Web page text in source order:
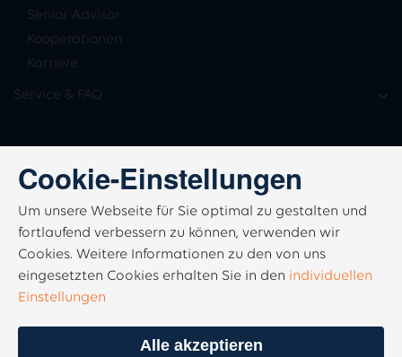
Senior Advisor
Kooperationen
Karriere
Service & FAQ
Cookie-Einstellungen
Um unsere Webseite für Sie optimal zu gestalten und
fortlaufend verbessern zu können, verwenden wir
Cookies. Weitere Informationen zu den von uns
eingesetzten Cookies erhalten Sie in den individuellen
Einstellungen
Alle akzeptieren